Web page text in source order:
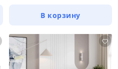
В корзину